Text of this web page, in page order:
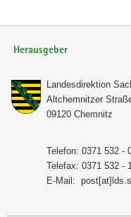
Herausgeber
Lan­des­di­rek­ti­on
Alt­chem­nit­zer
09120 Chem­nitz
Te­le­fon: 0371 532 -
Te­le­fax: 0371 532 -
E-​Mail: